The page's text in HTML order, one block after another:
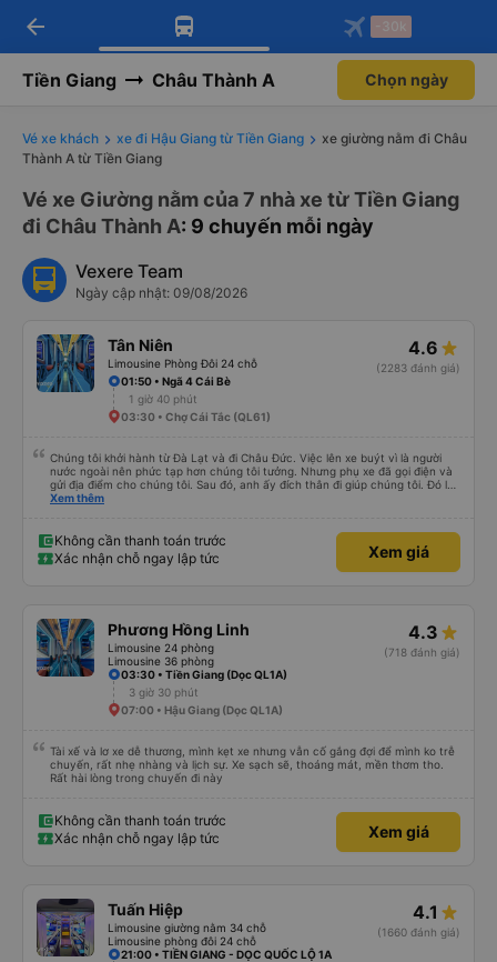
Tải app Vexere ngay!
Nhận ưu đãi thành viên độc
Mở app
Tải app Vexere
-30k/ghế khi đặt vé máy bay qua
Mở app
arrow_back -30k
Tiền Giang Châu Thành A Chọn ngày
Vé xe khách xe đi Hậu Giang từ Tiền Giang
xe giường nằm đi Châu
Thành A từ Tiền Giang
Vé xe Giường nằm của 7 nhà xe từ Tiền Giang
đi Châu Thành A: 9 chuyến mỗi ngày
Vexere Team
Ngày cập nhật: 09/08/2026
Tân Niên
Limousine Phòng Đôi 24 chỗ
4.6
(2283 đánh giá)
01:50 • Ngã 4 Cái Bè
1 giờ 40 phút
03:30 • Chợ Cái Tắc (QL61)
Chúng tôi khởi hành từ Đà Lạt và đi Châu Đức. Việc lên xe buýt vì là người
nước ngoài nên phức tạp hơn chúng tôi tưởng. Nhưng phụ xe đã gọi điện và
gửi địa điểm cho chúng tôi. Sau đó, anh ấy đích thân đi giúp chúng tôi. Đó là
lần đầu tiên đi xe giường nằm với hai đứa trẻ nhỏ khá thú vị. Chúng tôi không
điểm dừng, họ đánh thức chúng tôi dậy và đảm bảo chúng tôi đã sẵn sàng.
Nhìn chung, đó là một trải nghiệm tốt. Mỗi giường đều có gối và chăn, và đủ
chỗ cho 1 người lớn và 1 trẻ em nằm thoải mái.
Xem thêm
Không cần thanh toán trước
Xác nhận chỗ ngay lập tức
Xem giá
Phương Hồng Linh
Limousine 24 phòng
Limousine 36 phòng
4.3
(718 đánh giá)
03:30 • Tiền Giang (Dọc QL1A)
3 giờ 30 phút
07:00 • Hậu Giang (Dọc QL1A)
Tài xế và lơ xe dễ thương, mình kẹt xe nhưng vẫn cố gắng đợi để mình ko trễ
chuyến, rất nhẹ nhàng và lịch sự. Xe sạch sẽ, thoáng mát, mền thơm tho.
Rất hài lòng trong chuyến đi này
Không cần thanh toán trước
Xác nhận chỗ ngay lập tức
Xem giá
Tuấn Hiệp
Limousine giường nằm 34 chỗ
Limousine phòng đôi 24 chỗ
4.1
(1660 đánh giá)
21:00 • TIỀN GIANG - DỌC QUỐC LỘ 1A